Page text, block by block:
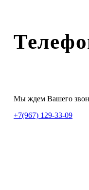
Мы ждем Вашего
+7(967) 129-33-09